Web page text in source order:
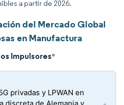
a partir de 2026.
del Mercado Global
en Manufactura
Impulsores*
privadas y LPWAN en